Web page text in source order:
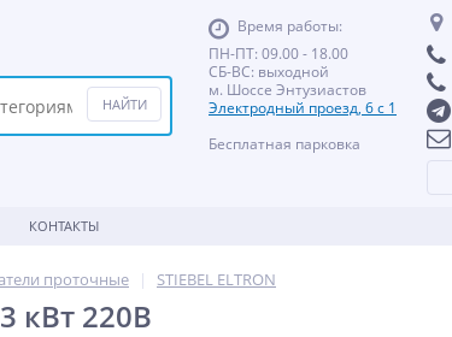
Время работы:
ПН-ПТ: 09.00 - 18.00
СБ-ВС: выходной
м. Шоссе Энтузиастов
Электродный проезд, 6 с 1
Бесплатная парковка
КОНТАКТЫ
проточные STIEBEL ELTRON
кВт 220В